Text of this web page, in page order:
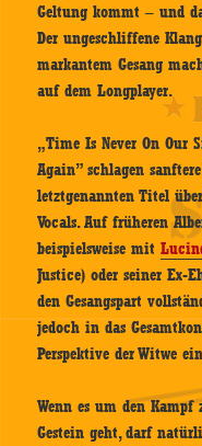
Geltung kommt – und
Der ungeschliffene
markantem Gesang
auf dem Longplayer.
„Time Is Never On Our
Again” schlagen
letztgenannten Titel
Vocals. Auf früheren
beispielsweise mit
Justice) oder seiner Ex-
den Gesangspart
jedoch in das
Perspektive der Witwe
Wenn es um den Kampf
Gestein geht, darf